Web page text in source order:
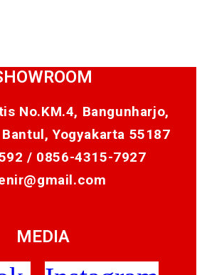
No.KM.4, Bangunharjo,
Yogyakarta 55187
/ 0856-4315-7927
MEDIA